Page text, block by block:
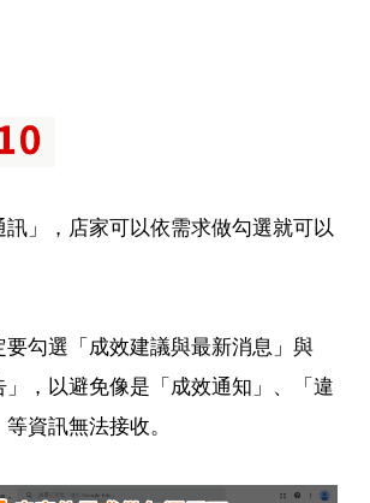
」，店家可以依需求做勾選就可以
要勾選「成效建議與最新消息」與
」，以避免像是「成效通知」、「違
資訊無法接收。